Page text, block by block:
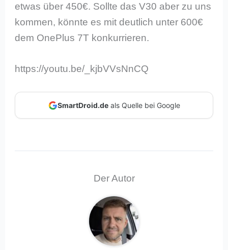
etwas über 450€. Sollte das V30 aber zu uns
kommen, könnte es mit deutlich unter 600€
dem OnePlus 7T konkurrieren.
https://youtu.be/_kjbVVsNnCQ
SmartDroid.deals Quelle bei Google
Der Autor